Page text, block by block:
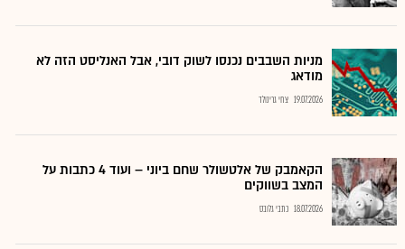
מניות השבבים נכנסו לשוק דובי, אבל האנליסט הזה לא
מודאג
19.07.2026 צחי גרינולד
הקאמבק של אלטשולר שחם ביוני – ועוד 4 כתבות על
המצב בשווקים
18.07.2026 כתבי גלובס